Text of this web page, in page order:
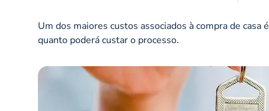
Um dos maiores custos associados à compra de
quanto poderá custar o processo.